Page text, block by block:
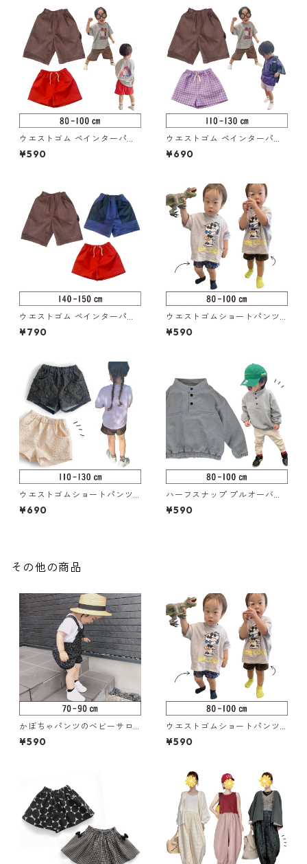
ウエストゴム ペインターパン
ツ 80-100（217-014-2）
¥590
ウエストゴム ペインターパン
ツ 110-130（217-014-3）
¥690
ウエストゴム ペインターパン
ツ 140-150（217-014-4）
¥790
ウエストゴムショートパンツ 8
0-100（217-005-2）
¥590
ウエストゴムショートパンツ 1
10-130（217-005-3）
¥690
ハーフスナップ プルオーバー
80-100（126-087-2）
¥590
その他の商品
かぼちゃパンツのベビーサロ
ペット 70-90（318-045-1）
¥590
ウエストゴムショートパンツ 8
0-100（217-005-2）
¥590